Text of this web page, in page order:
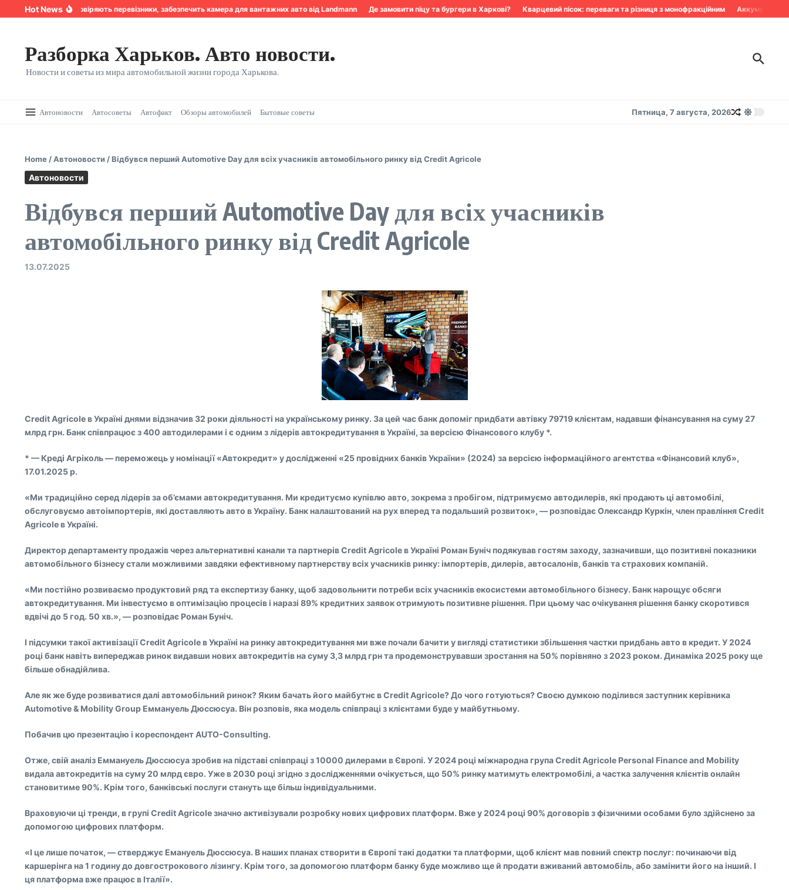
Перейти к содержанию
Hot News
Надійність, якій довіряють перевізники, забезпечить камера для вантажних авто від Landmann Де замовити піцу та бургери в Харкові? Кварцевий пісок: переваги та різниця з монофракційним Аккумулятор
Разборка Харьков. Авто новости.
Новости и советы из мира автомобильной жизни города Харькова.
Автоновости Автосоветы Автофакт Обзоры автомобилей Бытовые советы Пятница, 7 августа, 2026
Home /Автоновости /Відбувся перший Automotive Day для всіх учасників автомобільного ринку від Credit Agricole
Автоновости
Відбувся перший Automotive Day для всіх учасників
автомобільного ринку від Credit Agricole
13.07.2025
Credit Agricole в Україні днями відзначив 32 роки діяльності на українському ринку. За цей час банк допоміг придбати автівку 79719 клієнтам, надавши фінансування на суму 27
млрд грн. Банк співпрацює з 400 автодилерами і є одним з лідерів автокредитування в Україні, за версією Фінансового клубу *.
* — Креді Агріколь — переможець у номінації «Автокредит» у дослідженні «25 провідних банків України» (2024) за версією інформаційного агентства «Фінансовий клуб»,
17.01.2025 р.
«Ми традиційно серед лідерів за об’ємами автокредитування. Ми кредитуємо купівлю авто, зокрема з пробігом, підтримуємо автодилерів, які продають ці автомобілі,
обслуговуємо автоімпортерів, які доставляють авто в Україну. Банк налаштований на рух вперед та подальший розвиток», — розповідає Олександр Куркін, член правління Credit
Agricole в Україні.
Директор департаменту продажів через альтернативні канали та партнерів Credit Agricole в Україні Роман Буніч подякував гостям заходу, зазначивши, що позитивні показники
автомобільного бізнесу стали можливими завдяки ефективному партнерству всіх учасників ринку: імпортерів, дилерів, автосалонів, банків та страхових компаній.
«Ми постійно розвиваємо продуктовий ряд та експертизу банку, щоб задовольнити потреби всіх учасників екосистеми автомобільного бізнесу. Банк нарощує обсяги
автокредитування. Ми інвестуємо в оптимізацію процесів і наразі 89% кредитних заявок отримують позитивне рішення. При цьому час очікування рішення банку скоротився
вдвічі до 5 год. 50 хв.», — розповідає Роман Буніч.
І підсумки такої активізації Credit Agricole в Україні на ринку автокредитування ми вже почали бачити у вигляді статистики збільшення частки придбань авто в кредит. У 2024
році банк навіть випереджав ринок видавши нових автокредитів на суму 3,3 млрд грн та продемонструвавши зростання на 50% порівняно з 2023 роком. Динаміка 2025 року ще
більше обнадійлива.
Але як же буде розвиватися далі автомобільний ринок? Яким бачать його майбутнє в Credit Agricole? До чого готуються? Своєю думкою поділився заступник керівника
Automotive & Mobility Group Еммануель Дюссюсуа. Він розповів, яка модель співпраці з клієнтами буде у майбутньому.
Побачив цю презентацію і кореспондент AUTO-Consulting.
Отже, свій аналіз Еммануель Дюссюсуа зробив на підставі співпраці з 10000 дилерами в Європі. У 2024 році міжнародна група Credit Agricole Personal Finance and Mobility
видала автокредитів на суму 20 млрд євро. Уже в 2030 році згідно з дослідженнями очікується, що 50% ринку матимуть електромобілі, а частка залучення клієнтів онлайн
становитиме 90%. Крім того, банківські послуги стануть ще більш індивідуальними.
Враховуючи ці тренди, в групі Credit Agricole значно активізували розробку нових цифрових платформ. Вже у 2024 році 90% договорів з фізичними особами було здійснено за
допомогою цифрових платформ.
«І це лише початок, — стверджує Емануель Дюссюсуа. В наших планах створити в Європі такі додатки та платформи, щоб клієнт мав повний спектр послуг: починаючи від
каршерінга на 1 годину до довгострокового лізингу. Крім того, за допомогою платформ банку буде можливо ще й продати вживаний автомобіль, або замінити його на інший. І
ця платформа вже працює в Італії».